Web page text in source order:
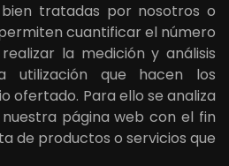
bien tratadas por nosotros o
cuantificar el número
la medición y análisis
utilización que hacen los
ofertado. Para ello se analiza
página web con el fin
de productos o servicios que